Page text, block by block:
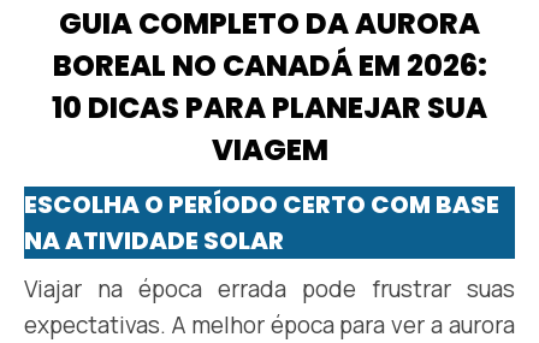
GUIA COMPLETO DA AURORA
BOREAL NO CANADÁ EM 2026:
10 DICAS PARA PLANEJAR SUA
VIAGEM
ESCOLHA O PERÍODO CERTO COM BASE
NA ATIVIDADE SOLAR
Viajar na época errada pode frustrar suas
expectativas. A melhor época para ver a aurora